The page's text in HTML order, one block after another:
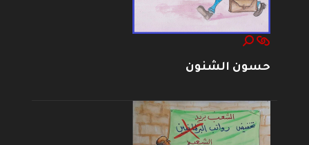
حسون الشنون